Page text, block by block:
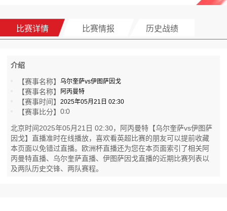
比赛详情 比赛情报 历史战绩
介绍
【赛事名称】乌尔奎萨vs伊图萨因戈
【赛事名称】 阿丙曼特
【赛事时间】2025年05月21日 02:30
【赛事比分】0:0
北京时间2025年05月21日 02:30，阿丙曼特【乌尔奎萨vs伊图萨
因戈】直播准时在线播放，喜欢看英超比赛的朋友可以提前收藏
本页面以免错过直播。欧洲杯直播还为您在本页面索引了相关阿
丙曼特直播、乌尔奎萨直播、伊图萨因戈直播的近期比赛列表以
及两队历史交锋、两队赛程。